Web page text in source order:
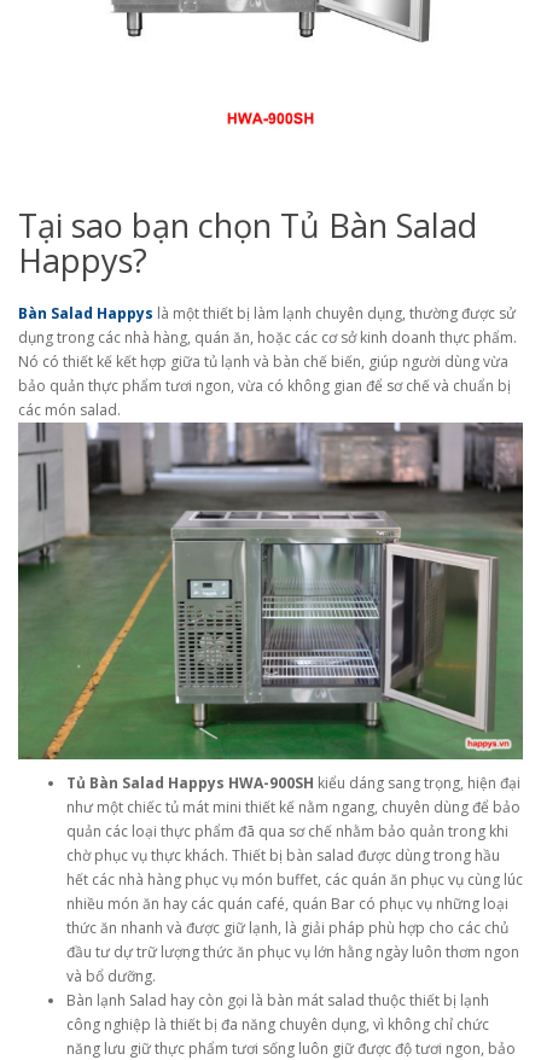
Tại sao bạn chọn Tủ Bàn Salad
Happys?
Bàn Salad Happys là một thiết bị làm lạnh chuyên dụng, thường được sử
dụng trong các nhà hàng, quán ăn, hoặc các cơ sở kinh doanh thực phẩm.
Nó có thiết kế kết hợp giữa tủ lạnh và bàn chế biến, giúp người dùng vừa
bảo quản thực phẩm tươi ngon, vừa có không gian để sơ chế và chuẩn bị
các món salad.
Tủ Bàn Salad Happys HWA-900SH kiểu dáng sang trọng, hiện đại
như một chiếc tủ mát mini thiết kế nằm ngang, chuyên dùng để bảo
quản các loại thực phẩm đã qua sơ chế nhằm bảo quản trong khi
chờ phục vụ thực khách. Thiết bị bàn salad được dùng trong hầu
hết các nhà hàng phục vụ món buffet, các quán ăn phục vụ cùng lúc
nhiều món ăn hay các quán café, quán Bar có phục vụ những loại
thức ăn nhanh và được giữ lạnh, là giải pháp phù hợp cho các chủ
đầu tư dự trữ lượng thức ăn phục vụ lớn hằng ngày luôn thơm ngon
và bổ dưỡng.
Bàn lạnh Salad hay còn gọi là bàn mát salad thuộc thiết bị lạnh
công nghiệp là thiết bị đa năng chuyên dụng, vì không chỉ chức
năng lưu giữ thực phẩm tươi sống luôn giữ được độ tươi ngon, bảo